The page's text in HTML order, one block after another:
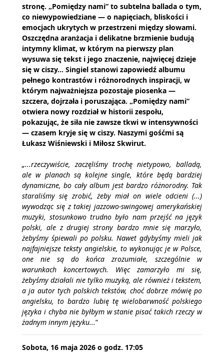
stronę. „Pomiędzy nami” to subtelna ballada o tym,
co niewypowiedziane — o napięciach, bliskości i
emocjach ukrytych w przestrzeni między słowami.
Oszczędna aranżacja i delikatne brzmienie budują
intymny klimat, w którym na pierwszy plan
wysuwa się tekst i jego znaczenie, najwięcej dzieje
się w ciszy… Singiel stanowi zapowiedź albumu
pełnego kontrastów i różnorodnych inspiracji, w
którym najważniejsza pozostaje piosenka —
szczera, dojrzała i poruszająca. „Pomiędzy nami”
otwiera nowy rozdział w historii zespołu,
pokazując, że siła nie zawsze tkwi w intensywności
— czasem kryje się w ciszy. Naszymi gośćmi są
Łukasz Wiśniewski i Miłosz Skwirut.
„...rzeczywiście, zaczęliśmy trochę nietypowo, balladą,
ale w planach są kolejne single, które będą bardziej
dynamiczne, bo cały album jest bardzo różnorodny. Tak
staraliśmy się zrobić, żeby miał on wiele odcieni (...)
wywodząc się z takiej jazzowo-swingowej amerykańskiej
muzyki, stosunkowo trudno było nam przejść na język
polski, ale z drugiej strony bardzo mnie się marzyło,
żebyśmy śpiewali po polsku. Nawet gdybyśmy mieli jak
najfajniejsze teksty angielskie, to wykonując je w Polsce,
one nie są do końca zrozumiałe, szczególnie w
warunkach koncertowych. Więc zamarzyło mi się,
żebyśmy działali nie tylko muzyką, ale również i tekstem,
a ja autor tych polskich tekstów, choć dobrze mówię po
angielsku, to bardzo lubię tę wielobarwność polskiego
języka i chyba nie byłbym w stanie pisać takich rzeczy w
żadnym innym języku...”
Sobota, 16 maja 2026 o godz. 17:05